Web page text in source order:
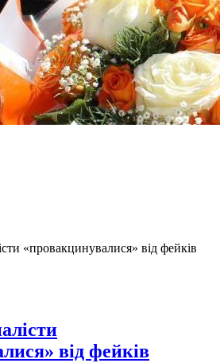
«провакцинувалися» від фейків
від фейків